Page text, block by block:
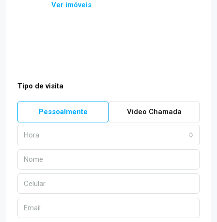
Ver imóveis
Tipo de visita
Pessoalmente Video Chamada
Hora